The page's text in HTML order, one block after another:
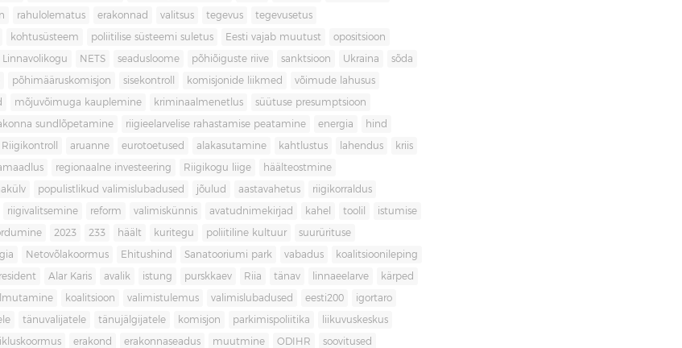
rahulolematus erakonnad valitsus tegevus tegevusetus
kohtusüsteem poliitilise süsteemi suletus Eesti vajab muutust opositsioon
Linnavolikogu NETS seadusloome põhiõiguste riive sanktsioon Ukraina sõda
põhimääruskomisjon sisekontroll komisjonide liikmed võimude lahusus
mõjuvõimuga kauplemine kriminaalmenetlus süütuse presumptsioon
sundlõpetamine riigieelarvelise rahastamise peatamine energia hind
Riigikontroll aruanne eurotoetused alakasutamine kahtlustus lahendus kriis
regionaalne investeering Riigikogu liige häälteostmine
populistlikud valimislubadused jõulud aastavahetus riigikorraldus
riigivalitsemine reform valimiskünnis avatudnimekirjad kahel toolil istumise
2023 233 häält kuritegu poliitiline kultuur suurürituse
Netovõlakoormus Ehitushind Sanatooriumi park vabadus koalitsioonileping
Alar Karis avalik istung purskkaev Riia tänav linnaeelarve kärped
koalitsioon valimistulemus valimislubadused eesti200 igortaro
tänuvalijatele tänujälgijatele komisjon parkimispoliitika liikuvuskeskus
erakond erakonnaseadus muutmine ODIHR soovitused